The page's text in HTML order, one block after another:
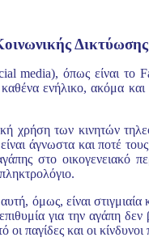
media), όπως είναι
ενήλικο, ακόμα
χρήση των κινητών
άγνωστα και ποτέ
στο οικογενειακό
όμως, είναι
για την αγάπη
οι παγίδες και οι